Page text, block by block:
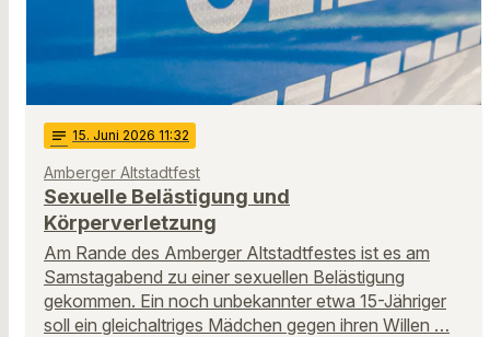
notes 15. Juni 2026 11:32
Amberger Altstadtfest
Sexuelle Belästigung und
Körperverletzung
Am Rande des Amberger Altstadtfestes ist es am
Samstagabend zu einer sexuellen Belästigung
gekommen. Ein noch unbekannter etwa 15-Jähriger
soll ein gleichaltriges Mädchen gegen ihren Willen …